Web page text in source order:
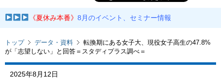
《夏休み本番》8月のイベント、セミナー情報
トップ データ・資料
転換期にある女子大、現役女子高生の47.8%
が「志望しない」と回答＝スタディプラス調べ＝
2025年8月12日